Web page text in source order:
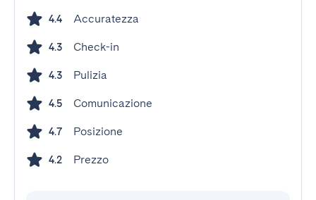
4.4 Accuratezza
4.3 Check-in
4.3 Pulizia
4.5 Comunicazione
4.7 Posizione
4.2 Prezzo